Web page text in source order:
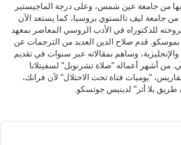
المكان إلى بطل في روايات مريم عبد العزيز؟
أدب مريم عبد العزيز
المنسي إلى الضوء
قرأت الكتب شغف المصريين بكرة القدم؟
من جامعة عين شمس، وعلى درجة الماجيستير
من جامعة ليف تالستوي بروسيا، كما يستعد الآن
للدكتوراه في الأدب الروسي المعاصر بمعهد
قدم صلاح الدين العديد من الترجمات عن
والإنجليزية، وساهم بمقالاته عبر سنوات في تقديم
من أشهر أعماله "صلاة تشرنوبل" لسفيتلانا
"يوميات فتاة تحت الاحتلال" لآن فرانك،
بلا أثر" لدينيس جوتسكو.